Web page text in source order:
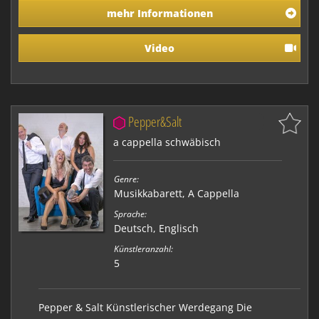
Sie hat in vielen Musicalproduktionen im
deutschsprachigen Raum gespielt, war aber auch als
Studiosängerin u. a. für Georgette Dee und diverse
Film- …
mehr Informationen
Video
Pepper&Salt
a cappella schwäbisch
Genre:
Musikkabarett, A Cappella
Sprache:
Deutsch, Englisch
Künstleranzahl:
5
Pepper & Salt Künstlerischer Werdegang Die